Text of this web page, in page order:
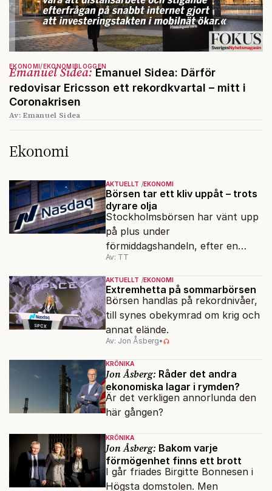
Emanuel Sidea:Emanuel Sidea: Därför
redovisar Ericsson ett rekordkvartal – mitt i
Coronakrisen
EKONOMI EKONOMIBLOGGEN
Av: Emanuel Sidea
Ekonomi
AKTUELLT EKONOMI
Börsen tar ett kliv uppåt – trots
dyrare olja
Stockholmsbörsen har vänt upp
på plus under
förmiddagshandeln, efter en
inledning nedåt – trots ett högre
oljepris och AI-oro.
Av: TT
AKTUELLT EKONOMI
Extremhetta på sommarbörsen
Börsen handlas på rekordnivåer,
till synes obekymrad om krig och
annat elände.
Av: Jon Åsberg•
KRÖNIKA
Jon Åsberg: Råder det andra
ekonomiska lagar i rymden?
Är det verkligen annorlunda den
här gången?
KRÖNIKA
Jon Åsberg: Bakom varje
förmögenhet finns ett brott
I går friades Birgitte Bonnesen i
Högsta domstolen. Men